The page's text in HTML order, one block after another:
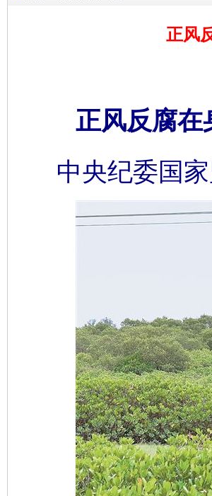
正风
正风反腐在
中央纪委国